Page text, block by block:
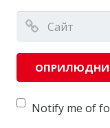
Notify me of